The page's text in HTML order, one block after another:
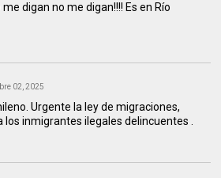
digan no me digan!!!! Es en Río
02, 2025
Urgente la ley de migraciones,
los inmigrantes ilegales delincuentes .